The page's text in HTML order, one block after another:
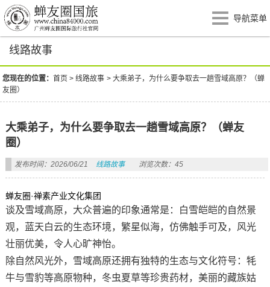
导航菜单
线路故事
您现在的位置：首页 >线路故事 >大乘弟子，为什么要争取去一趟雪域高原？（蝉
友圈）
大乘弟子，为什么要争取去一趟雪域高原？（蝉友
圈）
发布时间：2026/06/21 线路故事 浏览次数：45
​蝉友圈·禅素产业文化集团
谈及雪域高原，大众普遍的印象通常是：白雪皑皑的自然景
观， 蓝天白云的生态环境， 繁星似海，仿佛触手可及， 风光
壮丽优美，令人心旷神怡。
除自然风光外，雪域高原还拥有独特的生态与文化符号：牦
牛与雪豹等高原物种， 冬虫夏草等珍贵药材， 美丽的藏族姑